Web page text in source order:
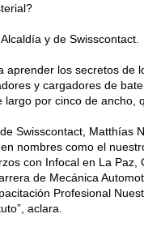
y de Swisscontact.
aprender los secretos de
y cargadores de
por cinco de ancho,
Swisscontact, Matthías
nombres como el
con Infocal en La
de Mecánica
Profesional
aclara.